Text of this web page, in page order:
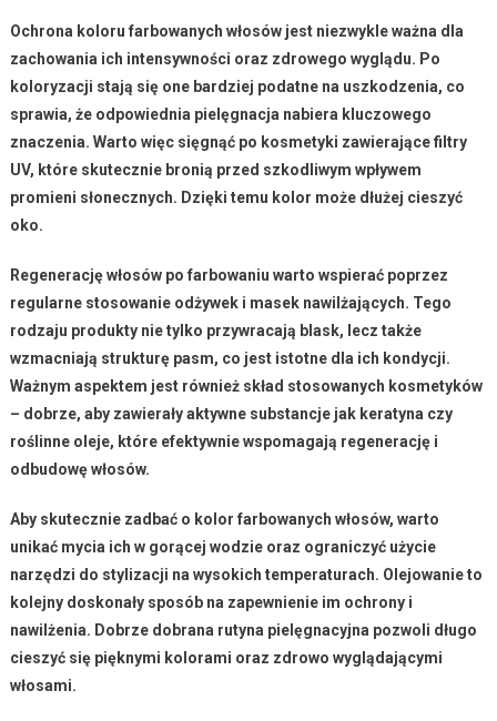
Ochrona koloru farbowanych włosów jest niezwykle ważna dla
zachowania ich intensywności oraz zdrowego wyglądu. Po
koloryzacji stają się one bardziej podatne na uszkodzenia, co
sprawia, że odpowiednia pielęgnacja nabiera kluczowego
znaczenia. Warto więc sięgnąć po kosmetyki zawierającefiltry
UV, które skutecznie bronią przed szkodliwym wpływem
promieni słonecznych. Dzięki temu kolor może dłużej cieszyć
oko.
Regenerację włosówpo farbowaniu warto wspierać poprzez
regularne stosowanie odżywek i masek nawilżających. Tego
rodzaju produkty nie tylko przywracają blask, lecz także
wzmacniają strukturę pasm, co jest istotne dla ich kondycji.
Ważnym aspektem jest również skład stosowanych kosmetyków
– dobrze, aby zawierały aktywne substancje jak keratyna czy
roślinne oleje, które efektywnie wspomagają regenerację i
odbudowę włosów.
Aby skutecznie zadbać o kolor farbowanych włosów, warto
unikać mycia ich w gorącej wodzie oraz ograniczyć użycie
narzędzi do stylizacji na wysokich temperaturach. Olejowanieto
kolejny doskonały sposób na zapewnienie im ochrony i
nawilżenia. Dobrze dobrana rutyna pielęgnacyjna pozwoli długo
cieszyć się pięknymi kolorami oraz zdrowo wyglądającymi
włosami.